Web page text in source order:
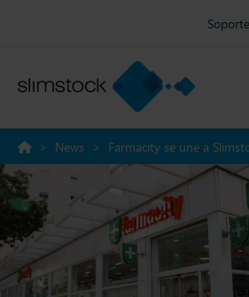
Soporte
> News > Farmacity se une a
distribución en tiendas y optimizar el stock